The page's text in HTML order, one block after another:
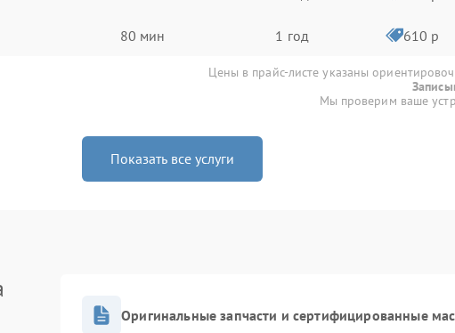
80 мин 1 год 610 р
Цены в прайс-листе указаны
Мы проверим ваше
Показать все услуги
Оригинальные запчасти и сертифицированные